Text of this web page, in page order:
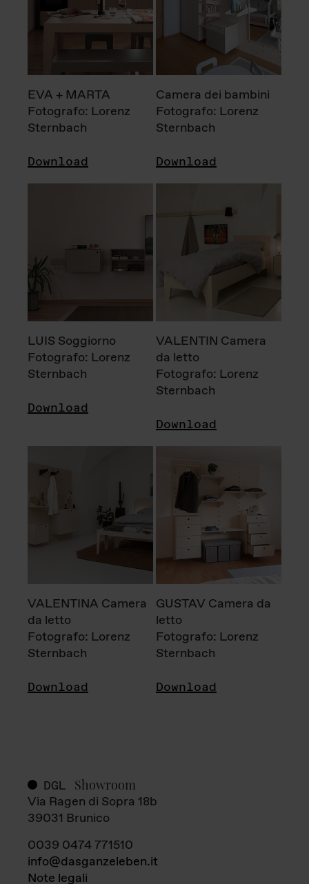
EVA + MARTA
Fotografo: Lorenz
Sternbach
Download
Camera dei bambini
Fotografo: Lorenz
Sternbach
Download
LUIS Soggiorno
Fotografo: Lorenz
Sternbach
Download
VALENTIN Camera
da letto
Fotografo: Lorenz
Sternbach
Download
VALENTINA Camera
da letto
Fotografo: Lorenz
Sternbach
Download
GUSTAV Camera da
letto
Fotografo: Lorenz
Sternbach
Download
DGL Showroom
Via Ragen di Sopra 18b
39031 Brunico
0039 0474 771510
info@dasganzeleben.it
Note legali